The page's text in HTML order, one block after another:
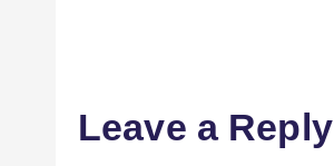
Leave a Reply